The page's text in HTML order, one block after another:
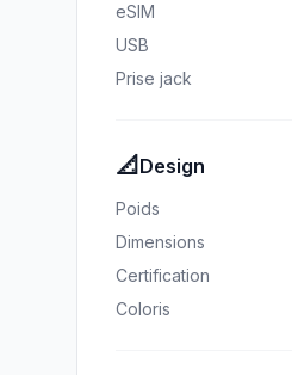
eSIM
USB
Prise jack
📐 Design
Poids
Dimensions
Certification
Coloris